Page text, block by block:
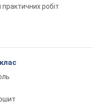
робіт